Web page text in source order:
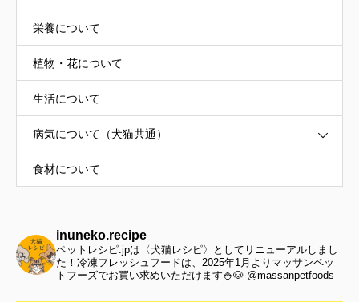
栄養について
植物・花について
生活について
病気について（犬猫共通）
食材について
inuneko.recipe
ペットレシピ.jpは〈犬猫レシピ〉としてリニューアルしまし
た！冷凍フレッシュフードは、2025年1月よりマッサンペッ
トフーズでお買い求めいただけます🍚🐶 @massanpetfoods